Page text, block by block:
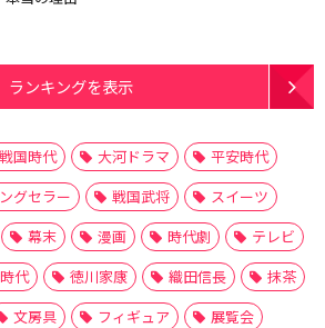
ランキングを表示
戦国時代 大河ドラマ
平安時代
グセラー 戦国武将
スイーツ
幕末 漫画 時代劇
テレビ
代 徳川家康 織田信長
抹茶
文房具 フィギュア
展覧会